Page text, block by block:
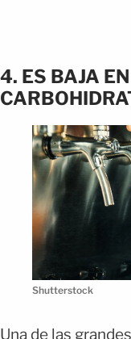
4. ES BAJA
Shutterstock
Una de las